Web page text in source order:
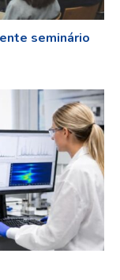
seminário